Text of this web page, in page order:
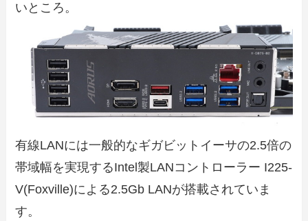
いところ。
有線LANには一般的なギガビットイーサの2.5倍の
帯域幅を実現するIntel製LANコントローラー I225-
V(Foxville)による2.5Gb LANが搭載されていま
す。